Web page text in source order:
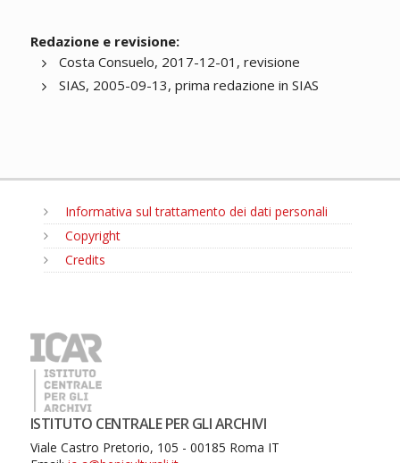
Redazione e revisione:
Costa Consuelo, 2017-12-01, revisione
SIAS, 2005-09-13, prima redazione in SIAS
Informativa sul trattamento dei dati personali
Copyright
Credits
ISTITUTO CENTRALE PER GLI ARCHIVI
Viale Castro Pretorio, 105 - 00185 Roma IT